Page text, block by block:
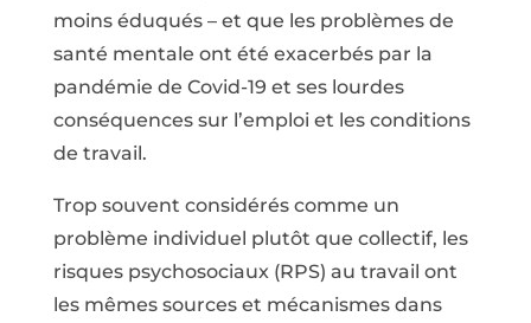
moins éduqués – et que les problèmes de
santé mentale ont été exacerbés par la
pandémie de Covid-19 et ses lourdes
conséquences sur l’emploi et les conditions
de travail.
Trop souvent considérés comme un
problème individuel plutôt que collectif, les
risques psychosociaux (RPS) au travail ont
les mêmes sources et mécanismes dans